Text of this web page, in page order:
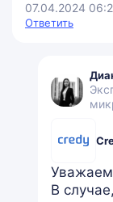
07.04.2024
Ответить
В